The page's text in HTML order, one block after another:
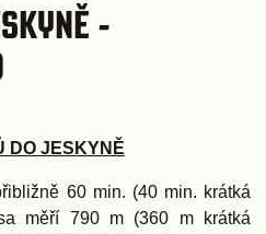
-
DO JESKYNĚ
60 min. (40 min. krátká
měří 790 m (360 m krátká